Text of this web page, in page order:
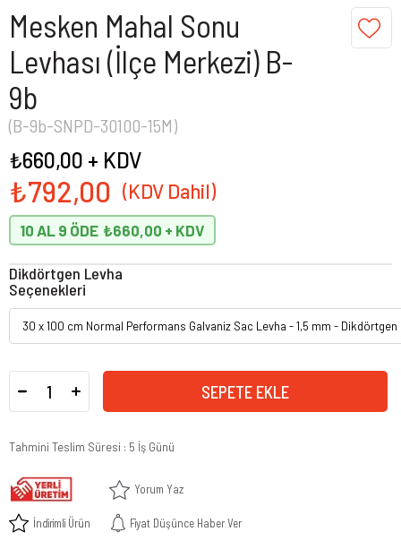
Mesken Mahal Sonu
Levhası (İlçe Merkezi) B-
9b
(B-9b-SNPD-30100-15M)
₺792,00
₺660,00 + KDV
10 AL 9 ÖDE ₺660,00
Dikdörtgen Levha
Seçenekleri
Tahmini Teslim Süresi : 5 İş Günü
Yorum Yaz
İndirimli Ürün Fiyat Düşünce Haber Ver